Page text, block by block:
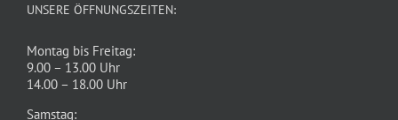
UNSERE ÖFFNUNGSZEITEN:
Montag bis Freitag:
9.00 – 13.00 Uhr
14.00 – 18.00 Uhr
Samstag: